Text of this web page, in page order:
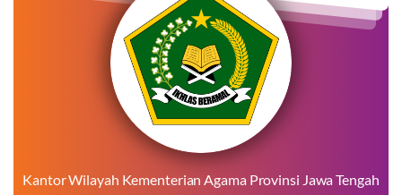
Kantor Wilayah Kementerian Agama Provinsi Jawa Tengah